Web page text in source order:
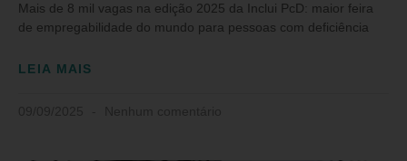
Mais de 8 mil vagas na edição 2025 da Inclui PcD: maior feira
de empregabilidade do mundo para pessoas com deficiência
LEIA MAIS